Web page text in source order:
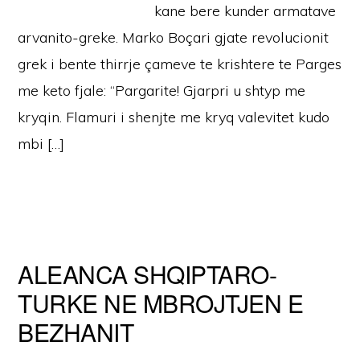
kane bere kunder armatave
arvanito-greke. Marko Boçari gjate revolucionit
grek i bente thirrje çameve te krishtere te Parges
me keto fjale: “Pargarite! Gjarpri u shtyp me
kryqin. Flamuri i shenjte me kryq valevitet kudo
mbi […]
ALEANCA SHQIPTARO-
TURKE NE MBROJTJEN E
BEZHANIT